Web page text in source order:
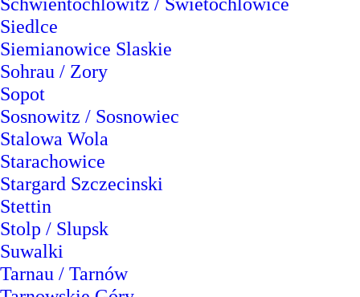
Siedlce
Siemianowice Slaskie
Sohrau / Zory
Sopot
Sosnowitz / Sosnowiec
Stalowa Wola
Starachowice
Stargard Szczecinski
Stettin
Stolp / Slupsk
Suwalki
Tarnau / Tarnów